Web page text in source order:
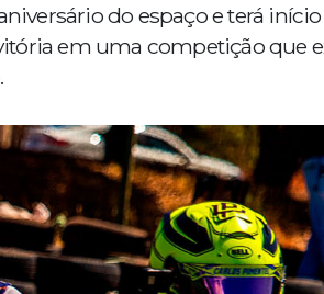
do espaço e terá início
em uma competição que